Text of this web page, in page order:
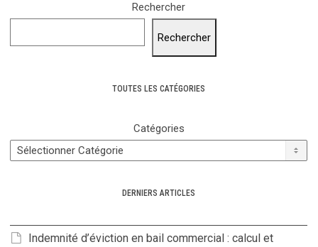
Rechercher
Rechercher
TOUTES LES CATÉGORIES
Catégories
DERNIERS ARTICLES
Indemnité d’éviction en bail commercial : calcul et